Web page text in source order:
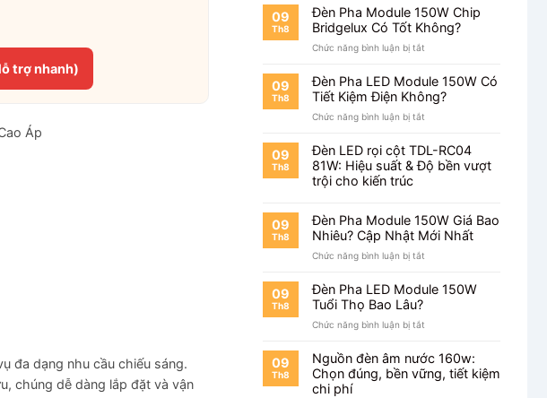
trợ nhanh)
Áp
đa dạng nhu cầu chiếu sáng.
chúng dễ dàng lắp đặt và vận
Pha
Module
150W
Sáng
Đến
Mức
09
Th8
Đèn Pha Module 150W Chip
Bridgelux Có Tốt Không?
Chức năng bình luận bị tắt
Pha
Module
150W
Có
Tốt
Không?
09
Th8
Đèn Pha LED Module 150W Có
Tiết Kiệm Điện Không?
Chức năng bình luận bị tắt
Pha
LED
Module
Tiết
Kiệm
09
Th8
Đèn LED rọi cột TDL-RC04
81W: Hiệu suất & Độ bền vượt
trội cho kiến trúc
09
Th8
Đèn Pha Module 150W Giá Bao
Nhiêu? Cập Nhật Mới Nhất
Chức năng bình luận bị tắt
Pha
Module
Nhiêu?
Cập
Nhật
09
Th8
Đèn Pha LED Module 150W
Tuổi Thọ Bao Lâu?
Chức năng bình luận bị tắt
Pha
LED
Module
09
Th8
Nguồn đèn âm nước 160w:
Chọn đúng, bền vững, tiết kiệm
chi phí